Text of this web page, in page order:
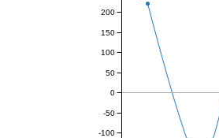
-100
-50
0
50
100
150
200